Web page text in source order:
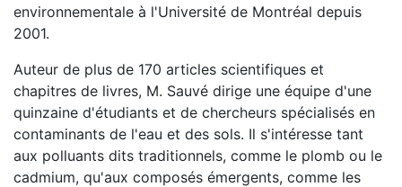
environnementale à l'Université de Montréal depuis
2001.
Auteur de plus de 170 articles scientifiques et
chapitres de livres, M. Sauvé dirige une équipe d'une
quinzaine d'étudiants et de chercheurs spécialisés en
contaminants de l'eau et des sols. Il s'intéresse tant
aux polluants dits traditionnels, comme le plomb ou le
cadmium, qu'aux composés émergents, comme les